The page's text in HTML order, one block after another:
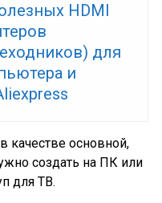
HDMI
для
и
качестве основной,
создать на ПК или
для ТВ.